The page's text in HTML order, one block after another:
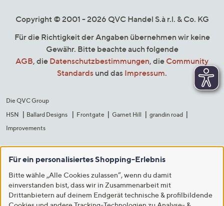
Copyright © 2001 - 2026 QVC Handel S.à r.l. & Co. KG
Für die Richtigkeit der Angaben übernehmen wir keine
Gewähr. Bitte beachte auch folgende
AGB, die Datenschutzbestimmungen, die Community
Standards und das Impressum.
Die QVC Group
HSN
Ballard Designs Frontgate Garnet Hill
grandin road
Improvements
Für ein personalisiertes Shopping-Erlebnis
Bitte wähle „Alle Cookies zulassen“, wenn du damit
einverstanden bist, dass wir in Zusammenarbeit mit
Drittanbietern auf deinem Endgerät technische & profilbildende